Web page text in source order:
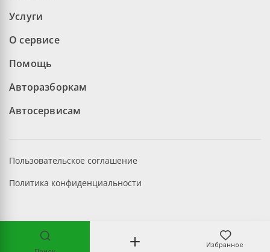
Избранное
Услуги
О сервисе
Помощь
Авторазборкам
Автосервисам
©2026 aopt.ru — Все права защищены
Пользовательское соглашение
Политика конфиденциальности